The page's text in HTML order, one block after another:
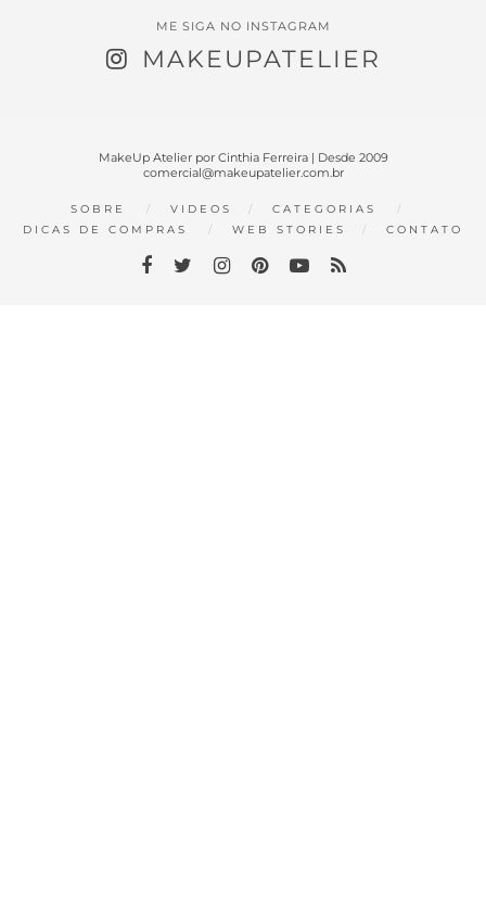
ME SIGA NO INSTAGRAM
MAKEUPATELIER
MakeUp Atelier por Cinthia Ferreira | Desde 2009
comercial@makeupatelier.com.br
SOBRE VIDEOS
CATEGORIAS
DICAS DE COMPRAS
WEB STORIES CONTATO